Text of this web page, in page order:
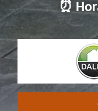
⏰